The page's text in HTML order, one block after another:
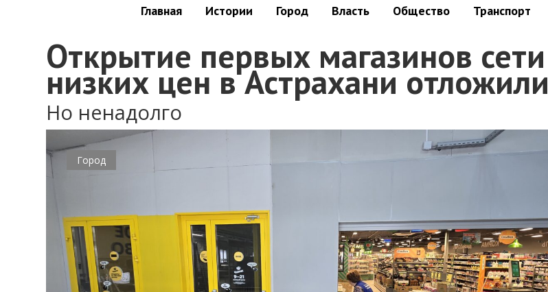
Главная Истории Город Власть Общество Транспорт
Открытие первых магазинов сети
низких цен в Астрахани отложили
Но ненадолго
Город